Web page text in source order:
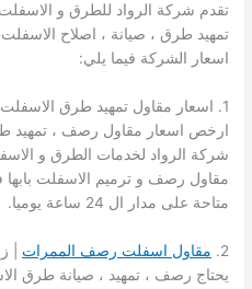
تقدم شركة الرواد للطرق و
تمهيد طرق ، صيانة ، اصلاح
اسعار الشركة فيما يلي:
1. اسعار مقاول تمهيد طرق الاسفلت بابها | مقاول ازفلت بابها
ارخص اسعار مقاول رصف ، تمهيد
شركة الرواد لخدمات الطرق و
مقاول رصف و ترميم الاسفلت
متاحة على مدار ال 24 ساعة يوميا.
2. مقاول اسفلت رصف الممرات |
يحتاج رصف ، تمهيد ، صيانة طرق